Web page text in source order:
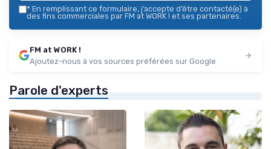
* En remplissant ce formulaire, j’accepte d’être contacté(e) à
des fins commerciales par FM at WORK ! et ses partenaires.
FM at WORK !
Ajoutez-nous à vos sources préférées sur Google
Parole d'experts